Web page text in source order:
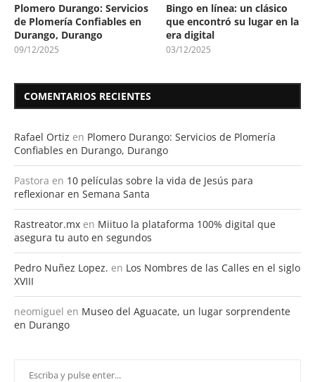
Plomero Durango: Servicios
de Plomería Confiables en
Durango, Durango
09/12/2025
Bingo en línea: un clásico
que encontró su lugar en la
era digital
03/12/2025
COMENTARIOS RECIENTES
Rafael Ortiz en Plomero Durango: Servicios de Plomería
Confiables en Durango, Durango
Pastora en 10 películas sobre la vida de Jesús para
reflexionar en Semana Santa
Rastreator.mx en Miituo la plataforma 100% digital que
asegura tu auto en segundos
Pedro Nuñez Lopez. en Los Nombres de las Calles en el siglo
XVIII
neomiguel en Museo del Aguacate, un lugar sorprendente
en Durango